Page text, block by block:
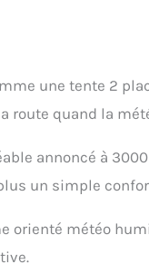
une tente 2
route quand la
annoncé à
un simple
orienté météo